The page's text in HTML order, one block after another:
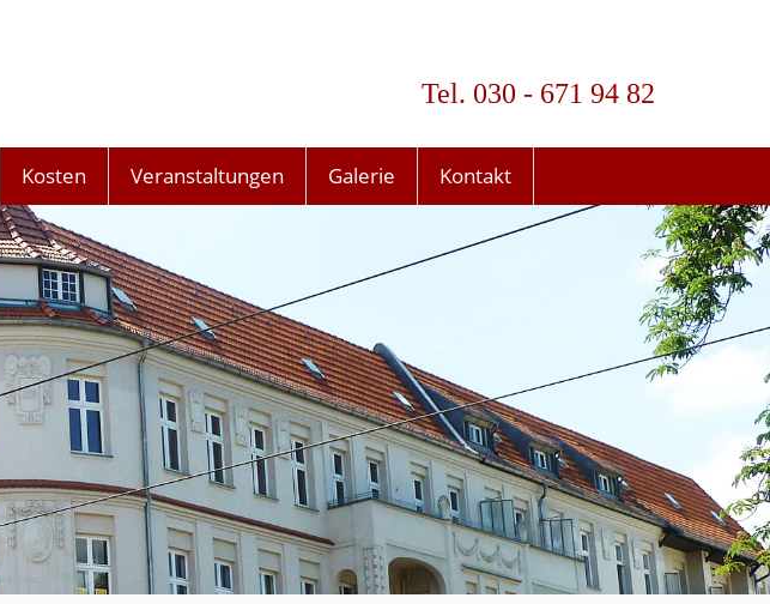
Tel. 030 - 671 94 82
Kosten Veranstaltungen Galerie Kontakt